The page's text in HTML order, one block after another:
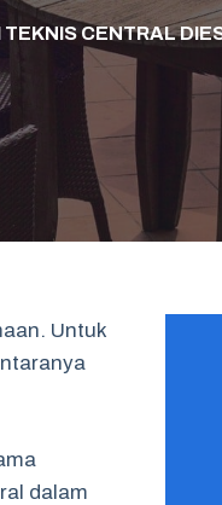
TEKNIS CENTRAL
Untuk
dalam